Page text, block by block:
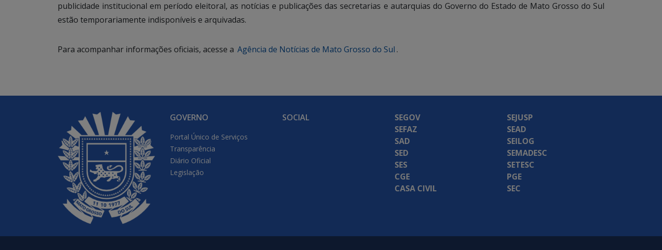
publicidade institucional em período eleitoral, as notícias e publicações das secretarias e autarquias do Governo do Estado de Mato Grosso do Sul
estão temporariamente indisponíveis e arquivadas.
Para acompanhar informações oficiais, acesse a Agência de Notícias de Mato Grosso do Sul .
GOVERNO
Portal Único de Serviços
Transparência
Diário Oficial
Legislação
SOCIAL
SEGOV
SEFAZ
SAD
SED
SES
CGE
CASA CIVIL
SEJUSP
SEAD
SEILOG
SEMADESC
SETESC
PGE
SEC